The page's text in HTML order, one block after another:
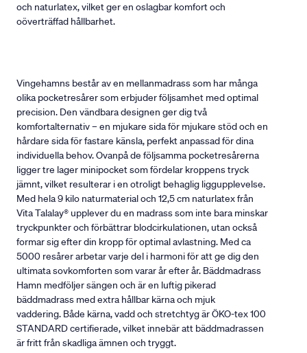
och naturlatex, vilket ger en oslagbar komfort och
oöverträffad hållbarhet.
Vingehamns består av en mellanmadrass som har många
olika pocketresårer som erbjuder följsamhet med optimal
precision. Den vändbara designen ger dig två
komfortalternativ – en mjukare sida för mjukare stöd och en
hårdare sida för fastare känsla, perfekt anpassad för dina
individuella behov. Ovanpå de följsamma pocketresårerna
ligger tre lager minipocket som fördelar kroppens tryck
jämnt, vilket resulterar i en otroligt behaglig liggupplevelse.
Med hela 9 kilo naturmaterial och 12,5 cm naturlatex från
Vita Talalay® upplever du en madrass som inte bara minskar
tryckpunkter och förbättrar blodcirkulationen, utan också
formar sig efter din kropp för optimal avlastning. Med ca
5000 resårer arbetar varje del i harmoni för att ge dig den
ultimata sovkomforten som varar år efter år. Bäddmadrass
Hamn medföljer sängen och är en luftig pikerad
bäddmadrass med extra hållbar kärna och mjuk
vaddering. Både kärna, vadd och stretchtyg är ÖKO-tex 100
STANDARD certifierade, vilket innebär att bäddmadrassen
är fritt från skadliga ämnen och tryggt.